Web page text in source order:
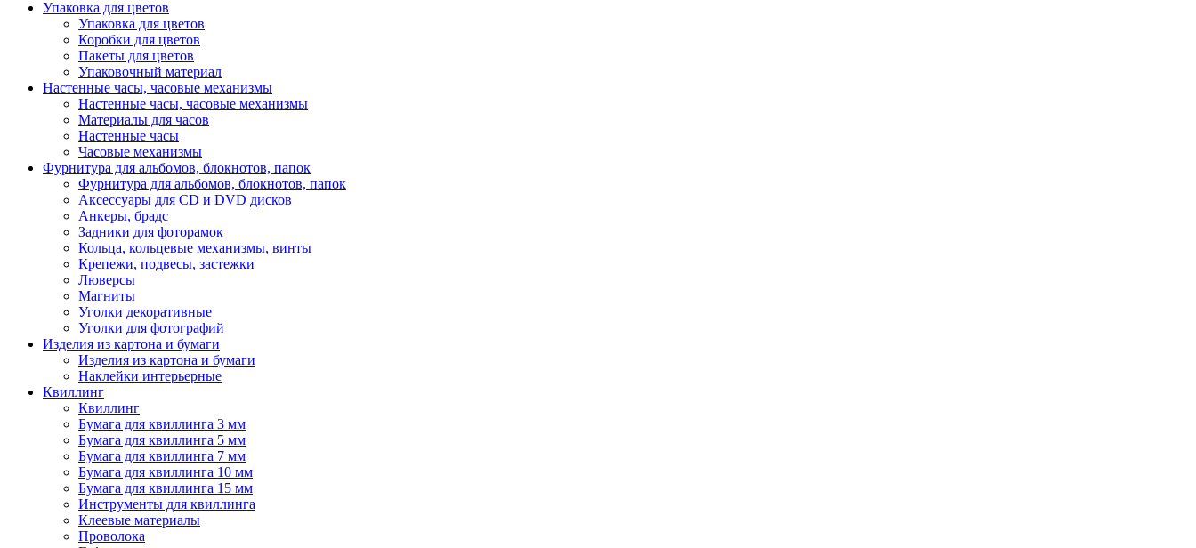
Упаковка для цветов
Упаковка для цветов
Коробки для цветов
Пакеты для цветов
Упаковочный материал
Настенные часы, часовые механизмы
Настенные часы, часовые механизмы
Материалы для часов
Настенные часы
Часовые механизмы
Фурнитура для альбомов, блокнотов, папок
Фурнитура для альбомов, блокнотов, папок
Аксессуары для CD и DVD дисков
Анкеры, брадс
Задники для фоторамок
Кольца, кольцевые механизмы, винты
Крепежи, подвесы, застежки
Люверсы
Магниты
Уголки декоративные
Уголки для фотографий
Изделия из картона и бумаги
Изделия из картона и бумаги
Наклейки интерьерные
Квиллинг
Квиллинг
Бумага для квиллинга 3 мм
Бумага для квиллинга 5 мм
Бумага для квиллинга 7 мм
Бумага для квиллинга 10 мм
Бумага для квиллинга 15 мм
Инструменты для квиллинга
Клеевые материалы
Проволока